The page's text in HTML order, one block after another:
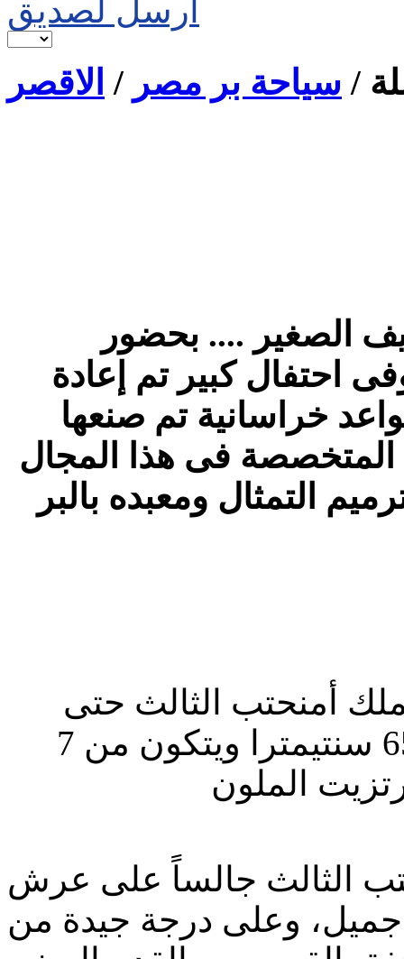
ارسل لصديق
/ سياحة بر مصر / الاقصر
الصغير .... بحضور
احتفال كبير تم إعادة
خراسانية تم صنعها
المتخصصة فى هذا المجال
التمثال ومعبده بالبر
أمنحتب الثالث حتى
الآن، حيث يبلغ ارتفاعه 13 مترًا و65 سنتيمترا ويتكون من 7
الثالث جالساً على عرش
وعلى درجة جيدة من